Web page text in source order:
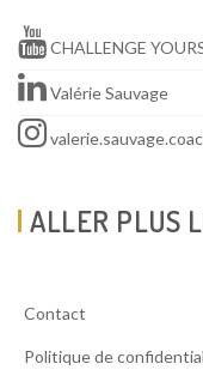
CHALLENGE
Valérie Sauvage
ALLER PLUS
Contact
Politique de